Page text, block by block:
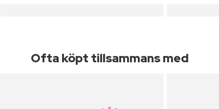
Ofta köpt tillsammans med